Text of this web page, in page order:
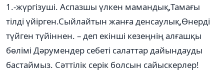
1.-жүргізуші. Аспазшы үлкен мамандық,Тамағы
тілді үйірген.Сыйлайтын жанға денсаулық,Өнерді
түйген түйіннен. – деп екінші кезеңнің алғашқы
бөлімі Дәрумендер себеті салаттар дайындауды
бастаймыз. Сәттілік серік болсын сайыскерлер!